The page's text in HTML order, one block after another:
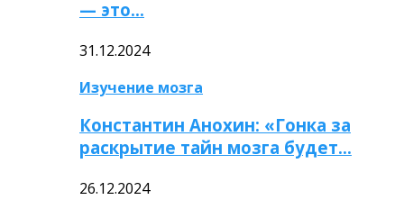
— это…
31.12.2024
Изучение мозга
Константин Анохин: «Гонка за
раскрытие тайн мозга будет…
26.12.2024